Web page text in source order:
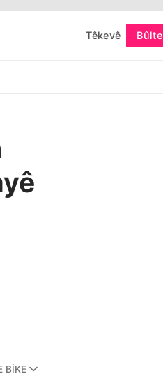
Têkevê
BIKE